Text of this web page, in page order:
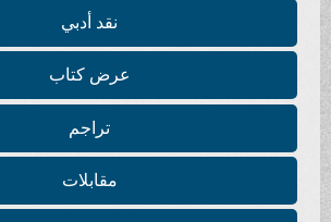
نقد أدبي
عرض كتاب
تراجم
مقابلات